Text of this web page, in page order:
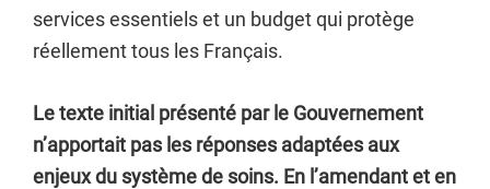
services essentiels et un budget qui protège
réellement tous les Français.
Le texte initial présenté par le Gouvernement
n’apportait pas les réponses adaptées aux
enjeux du système de soins. En l’amendant et en